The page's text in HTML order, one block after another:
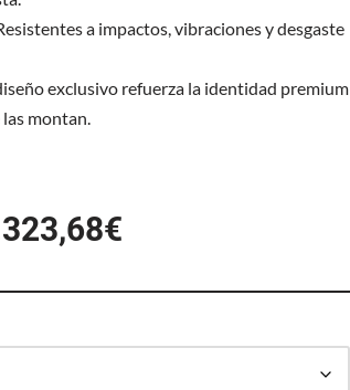
a impactos, vibraciones y desgaste
exclusivo refuerza la identidad premium
montan.
€